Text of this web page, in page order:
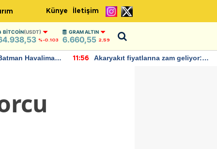
Künye İletişim
BITCOIN(USDT)
%-0.103
GRAM ALTIN
6.660,55 2,59
Havalimanı
11:56
Akaryakıt fiyatlarına zam geliyor: